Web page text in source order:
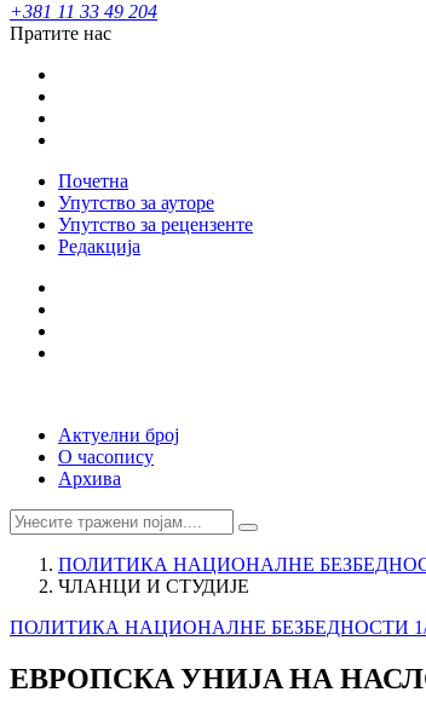
+381 11 33 49 204
Пратите нас
Почетна
Упутство за ауторе
Упутство за рецензенте
Редакција
Актуелни број
О часопису
Архива
ПОЛИТИКА НАЦИОНАЛНЕ
ЧЛАНЦИ И СТУДИЈЕ
ПОЛИТИКА НАЦИОНАЛНЕ БЕЗБЕДНОСТИ 1/
ЕВРОПСКA УНИЈA НА